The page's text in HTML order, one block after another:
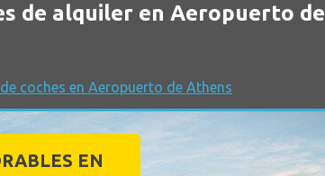
de alquiler en Aeropuerto de
coches en Aeropuerto de Athens
EN